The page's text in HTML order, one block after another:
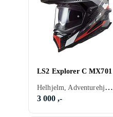
LS2 Explorer C MX701
Helhjelm, Adventurehjelmer, Crosshjelmer, Sort, Hvit, Sølv, Grå, Brun, Blå, Rød, Gul, Oransje, Gull, Grønn, Kamuflasje
3 000 ,-